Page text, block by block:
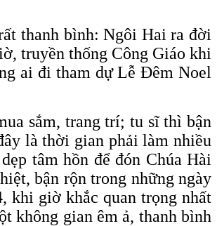
thanh bình: Ngôi Hai ra đời
truyền thống Công Giáo khi
ai đi tham dự Lễ Đêm Noel
sắm, trang trí; tu sĩ thì bận
là thời gian phải làm nhiều
tâm hồn để đón Chúa Hài
bận rộn trong những ngày
khi giờ khắc quan trọng nhất
không gian êm ả, thanh bình